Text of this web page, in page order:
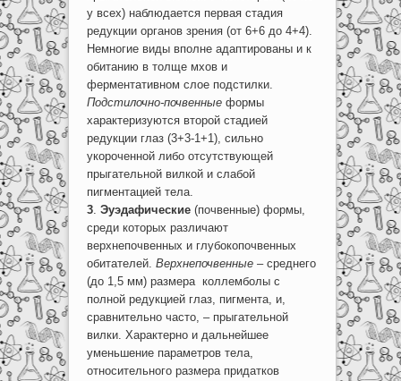
у всех) наблюдается первая стадия
редукции органов зрения (от 6+6 до 4+4).
Немногие виды вполне адаптированы и к
обитанию в толще мхов и
ферментативном слое подстилки.
Подстилочно-почвенныеформы
характеризуются второй стадией
редукции глаз (3+3-1+1), сильно
укороченной либо отсутствующей
прыгательной вилкой и слабой
пигментацией тела.
3. Эуэдафические(почвенные) формы,
среди которых различают
верхнепочвенных и глубокопочвенных
обитателей. Верхнепочвенные– среднего
(до 1,5 мм) размера коллемболы с
полной редукцией глаз, пигмента, и,
сравнительно часто, – прыгательной
вилки. Характерно и дальнейшее
уменьшение параметров тела,
относительного размера придатков